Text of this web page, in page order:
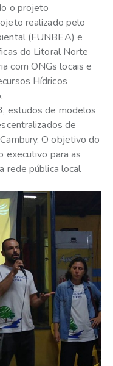
o projeto
realizado pelo
(FUNBEA) e
do Litoral Norte
com ONGs locais e
Hídricos
estudos de modelos
de
O objetivo do
executivo para as
rede pública local